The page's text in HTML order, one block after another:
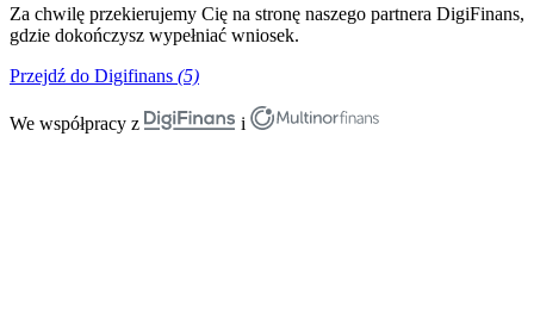
Za chwilę przekierujemy Cię na stronę naszego partnera DigiFinans,
gdzie dokończysz wypełniać wniosek.
Przejdź do Digifinans (5)
We współpracy z i